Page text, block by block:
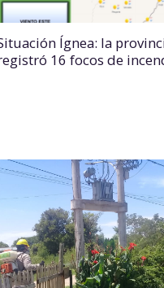
Ígnea: la
16 focos de